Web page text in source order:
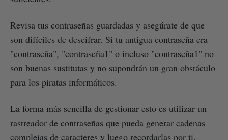
Revisa tus contraseñas guardadas y asegúrate de que
son difíciles de descifrar. Si tu antigua contraseña era
"contraseña", "contraseña1" o incluso "contraseña1" no
son buenas sustitutas y no supondrán un gran obstáculo
para los piratas informáticos.
La forma más sencilla de gestionar esto es utilizar un
rastreador de contraseñas que pueda generar cadenas
complejas de caracteres y luego recordarlas por ti.